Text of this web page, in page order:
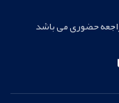
حضوری می باشد